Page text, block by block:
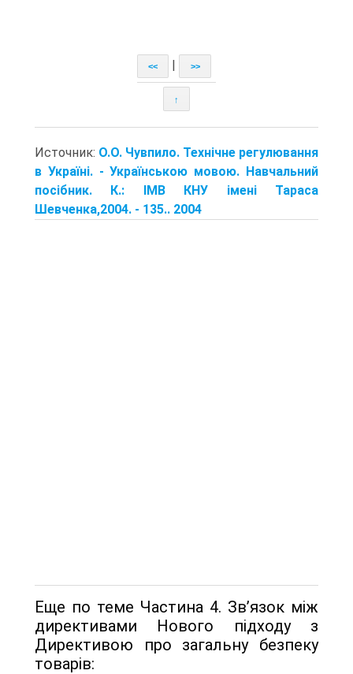
<< >>
↑
Источник: О.О. Чувпило. Технічне регулювання
в Україні. - Українською мовою. Навчальний
посібник. К.: ІМВ КНУ імені Тараса
Шевченка,2004. - 135.. 2004
Еще по теме Частина 4. Зв’язок між
директивами Нового підходу з
Директивою про загальну безпеку
товарів: